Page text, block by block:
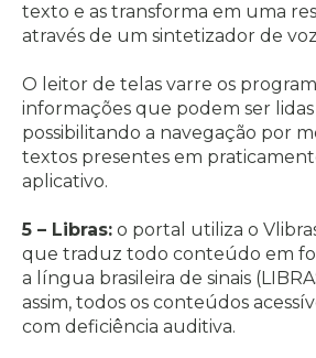
texto e as transforma em uma
através de um sintetizador de
O leitor de telas varre os
informações que podem ser
possibilitando a navegação por
textos presentes em
aplicativo.
5 – Libras: o portal utiliza o
que traduz todo conteúdo em
a língua brasileira de sinais
assim, todos os conteúdos
com deficiência auditiva.